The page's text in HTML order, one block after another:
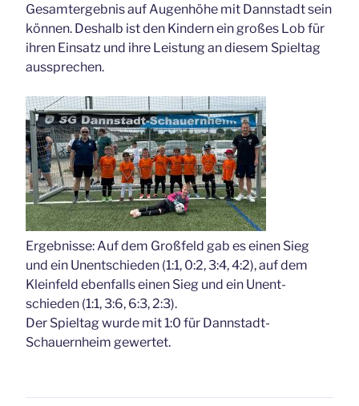
Gesamtergebnis auf Augenhöhe mit Dannstadt sein
können. Deshalb ist den Kindern ein großes Lob für
ihren Einsatz und ihre Leistung an diesem Spieltag
aussprechen.
Ergebnisse: Auf dem Großfeld gab es einen Sieg
und ein Unentschieden (1:1, 0:2, 3:4, 4:2), auf dem
Kleinfeld ebenfalls einen Sieg und ein Unent-
schieden (1:1, 3:6, 6:3, 2:3).
Der Spieltag wurde mit 1:0 für Dannstadt-
Schauernheim gewertet.